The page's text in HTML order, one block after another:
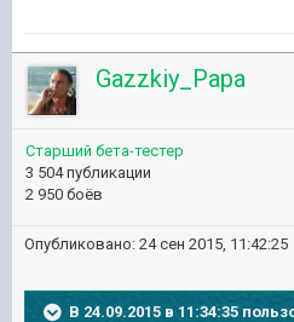
Gazzkiy_Papa
Старший бета-тестер
3 504 публикации
2 950 боёв
Опубликовано: 24 сен 2015, 11:42:25
В 24.09.2015 в 11:34:35